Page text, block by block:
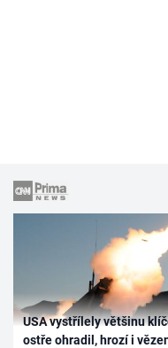
USA vystřílely většinu
ostře ohradil, hrozí i